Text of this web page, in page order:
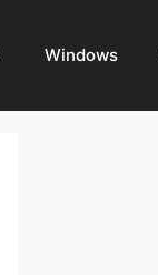
Windows